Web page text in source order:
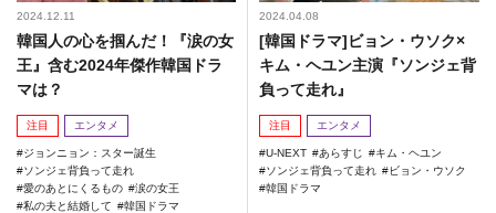
2024.12.11
韓国人の心を掴んだ！『涙の女
王』含む2024年傑作韓国ドラ
マは？
注目 エンタメ
ジョンニョン：スター誕生
ソンジェ背負って走れ
愛のあとにくるもの
涙の女王
私の夫と結婚して
韓国ドラマ
2024.04.08
[韓国ドラマ]ビョン・ウソク×
キム・ヘユン主演『ソンジェ背
負って走れ』
注目 エンタメ
U-NEXT あらすじ
キム・ヘユン
ソンジェ背負って走れ
ビョン・ウソク
韓国ドラマ